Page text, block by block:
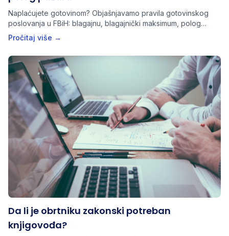
Naplaćujete gotovinom? Objašnjavamo pravila gotovinskog
poslovanja u FBiH: blagajnu, blagajnički maksimum, polog
pazara i dokumente koje obrt mora imati.
Pročitaj više →
Da li je obrtniku zakonski potreban
knjigovođa?